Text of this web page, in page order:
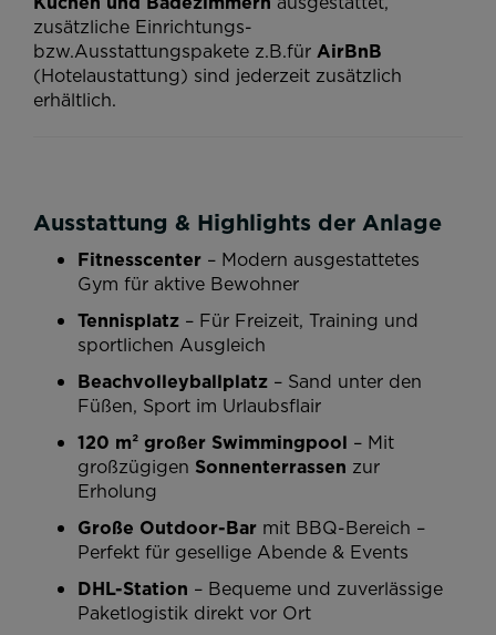
zusätzliche Einrichtungs-
bzw.Ausstattungspakete z.B.für AirBnB
(Hotelaustattung) sind jederzeit zusätzlich
erhältlich.
Ausstattung & Highlights der Anlage
Fitnesscenter – Modern ausgestattetes
Gym für aktive Bewohner
Tennisplatz – Für Freizeit, Training und
sportlichen Ausgleich
Beachvolleyballplatz – Sand unter den
Füßen, Sport im Urlaubsflair
120 m² großer Swimmingpool – Mit
großzügigen Sonnenterrassen zur
Erholung
Große Outdoor-Bar mit BBQ-Bereich –
Perfekt für gesellige Abende & Events
DHL-Station – Bequeme und zuverlässige
Paketlogistik direkt vor Ort